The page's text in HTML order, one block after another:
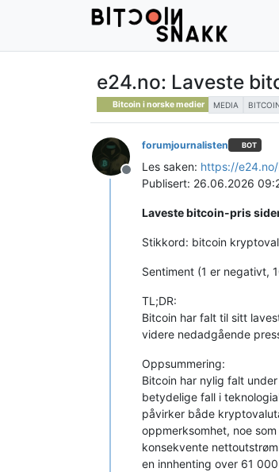
e24.no: Laveste
Bitcoin i norske medier MEDIA
Frakoblet
forumjournalisten BOT
Les saken: https://
Publisert: 26.06.2026
Laveste bitcoin-pris
Stikkord: bitcoin
Sentiment (1 er negativt,
TL;DR:
Bitcoin har falt til sitt
videre nedadgående
Oppsummering:
Bitcoin har nylig falt
betydelige fall i
påvirker både
oppmerksomhet, noe
konsekvente
en innhenting over 61